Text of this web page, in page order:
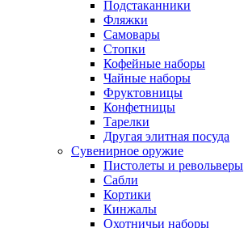
Подстаканники
Фляжки
Самовары
Стопки
Кофейные наборы
Чайные наборы
Фруктовницы
Конфетницы
Тарелки
Другая элитная посуда
Сувенирное оружие
Пистолеты и револьверы
Сабли
Кортики
Кинжалы
Охотничьи наборы